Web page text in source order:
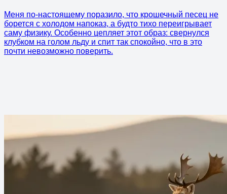
Меня по-настоящему поразило, что крошечный песец не
борется с холодом напоказ, а будто тихо переигрывает
саму физику. Особенно цепляет этот образ: свернулся
клубком на голом льду и спит так спокойно, что в это
почти невозможно поверить.